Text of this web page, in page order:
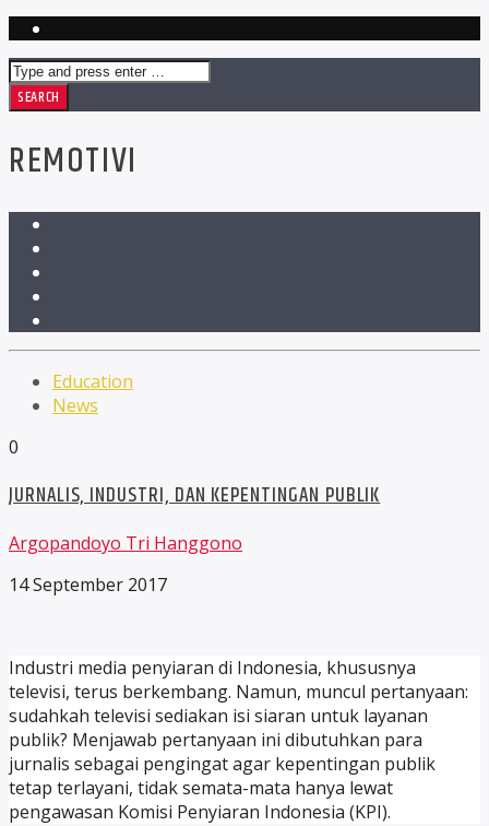
REMOTIVI
Education
News
0
JURNALIS, INDUSTRI, DAN KEPENTINGAN PUBLIK
Argopandoyo Tri Hanggono
14 September 2017
Industri media penyiaran di Indonesia, khususnya
televisi, terus berkembang. Namun, muncul pertanyaan:
sudahkah televisi sediakan isi siaran untuk layanan
publik? Menjawab pertanyaan ini dibutuhkan para
jurnalis sebagai pengingat agar kepentingan publik
tetap terlayani, tidak semata-mata hanya lewat
pengawasan Komisi Penyiaran Indonesia (KPI).